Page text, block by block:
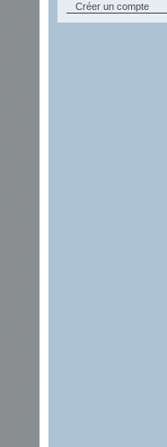
Créer un compte